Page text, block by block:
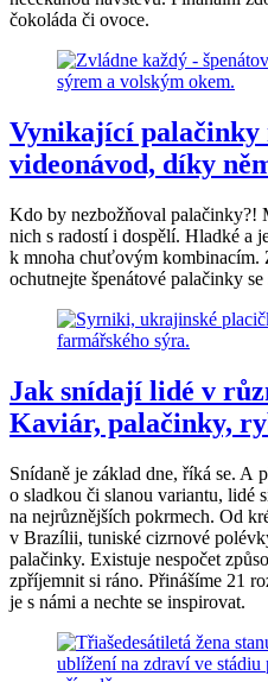
čokoláda či ovoce.
Vynikající palačinky
videonávod, díky
Kdo by nezbožňoval palačinky?!
nich s radostí i dospělí. Hladké a
k mnoha chuťovým kombinacím.
ochutnejte špenátové palačinky
Jak snídají lidé v
Kaviár, palačinky,
Snídaně je základ dne, říká se. A
o sladkou či slanou variantu, lidé
na nejrůznějších pokrmech. Od
v Brazílii, tuniské cizrnové
palačinky. Existuje nespočet
zpříjemnit si ráno. Přinášíme 21
je s námi a nechte se inspirovat.